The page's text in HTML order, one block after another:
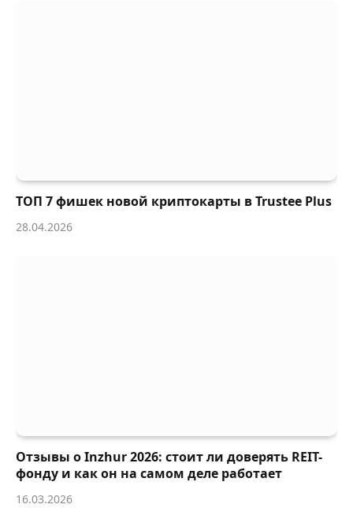
ТОП 7 фишек новой криптокарты в Trustee Plus
28.04.2026
Отзывы о Inzhur 2026: стоит ли доверять REIT-
фонду и как он на самом деле работает
16.03.2026